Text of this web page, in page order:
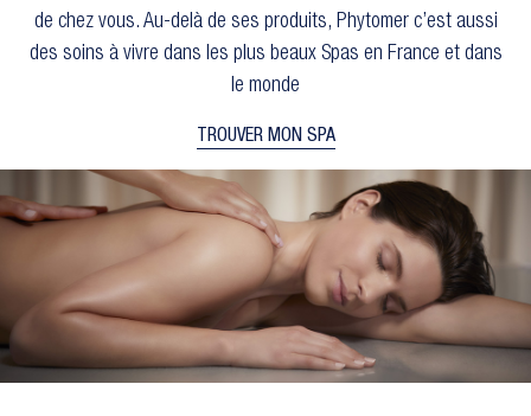
Créer une liste d'envies ×
Connexion ×
de chez vous. Au-delà de ses produits, Phytomer c’est aussi
des soins à vivre dans les plus beaux Spas en France et dans
le monde
TROUVER MON SPA